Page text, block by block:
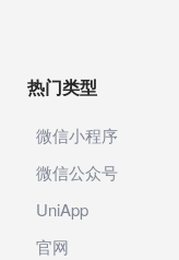
热门类型
微信小程序
微信公众号
UniApp
官网